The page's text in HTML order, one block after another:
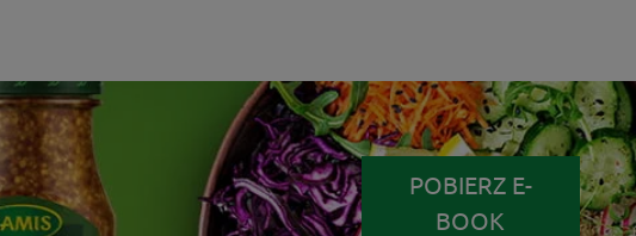
POBIERZ E-
BOOK